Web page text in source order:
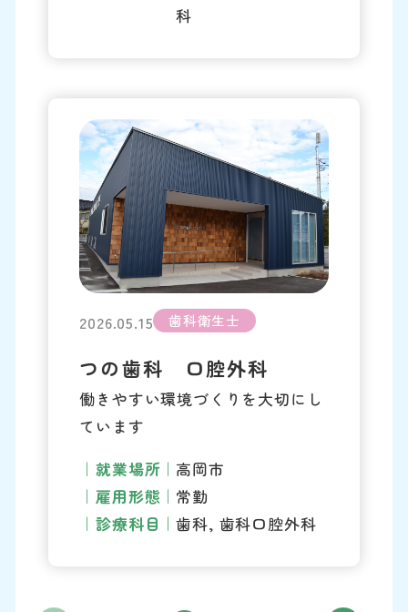
科
2026.05.15 歯科衛生士
つの歯科 口腔外科
働きやすい環境づくりを大切にし
ています
就業場所
高岡市
雇用形態
常勤
診療科目
歯科, 歯科口腔外科